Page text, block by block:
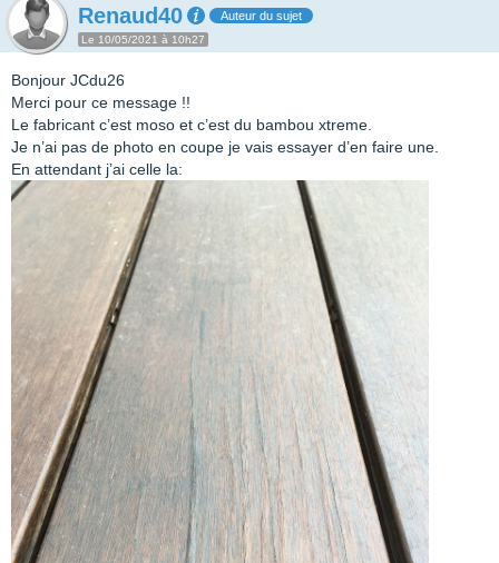
Renaud40 Auteur du sujet
Le 10/05/2021 à 10h27
Bonjour JCdu26
Merci pour ce message !!
Le fabricant c’est moso et c’est du bambou xtreme.
Je n’ai pas de photo en coupe je vais essayer d’en faire une.
En attendant j’ai celle la: